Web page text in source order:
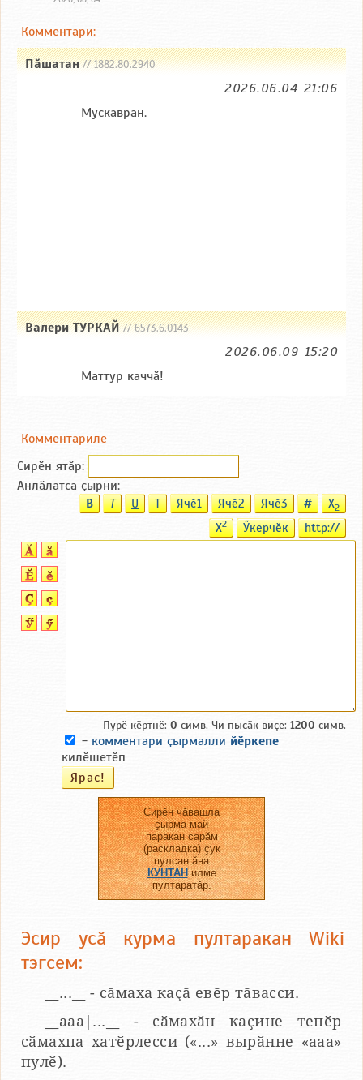
Комментари:
Пăшатан// 1882.80.2940
2026.06.04 21:06
Мускавран.
Валери ТУРКАЙ// 6573.6.0143
2026.06.09 15:20
Маттур каччă!
Комментариле
Сирӗн ятӑp:
Анлӑлатса ҫырни:
B T U T Ячӗ1 Ячӗ2 Ячӗ3 # X2
X2 Ӳкерчӗк http://
Пурӗ кӗртнӗ: 0 симв. Чи пысӑк виҫе: 1200 симв.
- комментари ҫырмалли йӗркепе
килӗшетӗп
Сирӗн чӑвашла
ҫырма май
паракан сарӑм
(раскладка) ҫук
пулсан ӑна
КУНТАНилме
пултаратӑр.
Эсир усӑ курма пултаракан Wiki
тэгсем:
__...__ - сӑмаха каҫӑ евӗр тӑвасси.
__aaa|...__ - сӑмахӑн каҫине тепӗр
сӑмахпа хатӗрлесси («...» вырӑнне «ааа»
пулӗ).